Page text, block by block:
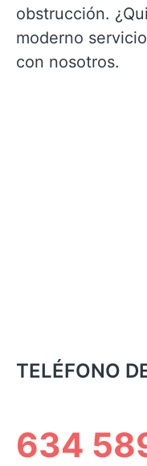
obstrucción.
moderno
con nosotros.
TELÉFONO
634